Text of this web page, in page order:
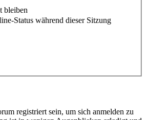
bleiben
Status während dieser Sitzung
registriert sein, um sich anmelden zu